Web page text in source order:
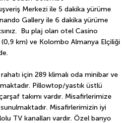
Merkezi ile 5 dakika yürüme
Gallery ile 6 dakika yürüme
Bu plaj olan otel Casino
km) ve Kolombo Almanya Elçiliği
için 289 klimalı oda minibar ve
Pillowtop/yastık üstlü
takımı vardır. Misafirlerimize
Misafirlerimizin iyi
TV kanalları vardır. Özel banyo